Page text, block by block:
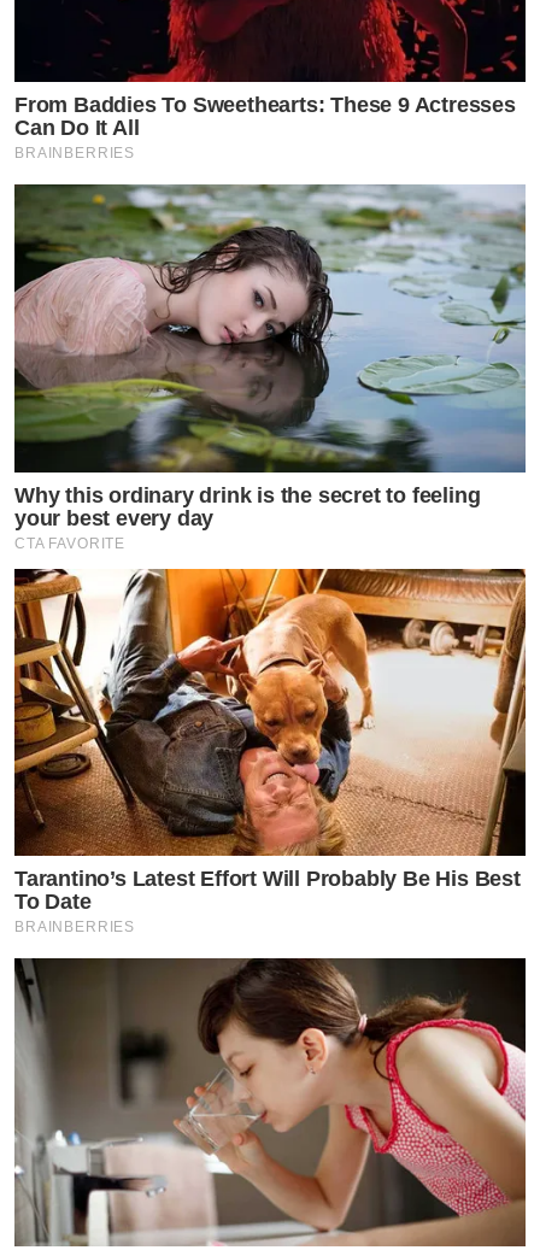
บุญ มีอาชีพประจำ เป็นแพทย์ทหาร ทั่วไป (Resident) สังกัด
กองตรวจโรค หน่วยบัญชาการทหารพัฒนา กองบัญชาการ
กองทัพไทย
by TVPOOL ONLINE
From Baddies To Sweethearts: These 9 Actresses
Can Do It All
BRAINBERRIES
Why this ordinary drink is the secret to feeling
your best every day
CTA FAVORITE
Tarantino’s Latest Effort Will Probably Be His Best
To Date
BRAINBERRIES